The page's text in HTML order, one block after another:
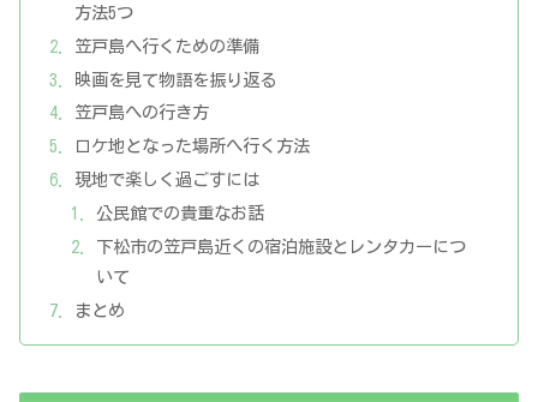
方法5つ
笠戸島へ行くための準備
映画を見て物語を振り返る
笠戸島への行き方
ロケ地となった場所へ行く方法
現地で楽しく過ごすには
公民館での貴重なお話
下松市の笠戸島近くの宿泊施設とレンタカーにつ
いて
まとめ